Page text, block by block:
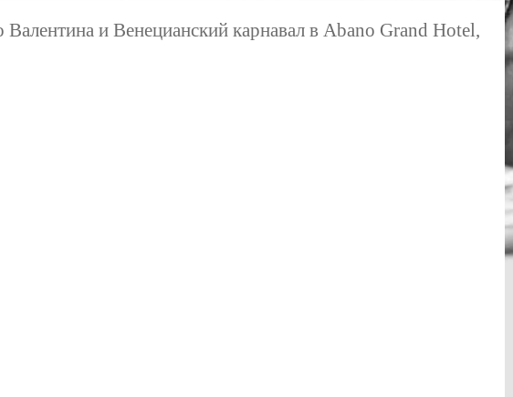
Валентина и Венецианский карнавал в Abano Grand Hotel,